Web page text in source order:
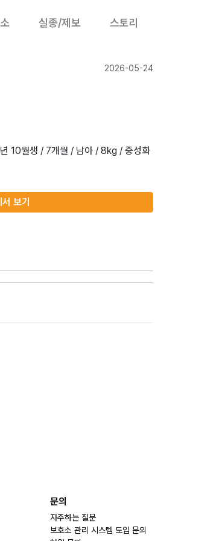
실종/제보 스토리
2026-05-24
10월생 / 7개월 / 남아 / 8kg / 중성화
보기
문의
자주하는 질문
보호소 관리 시스템 도입 문의